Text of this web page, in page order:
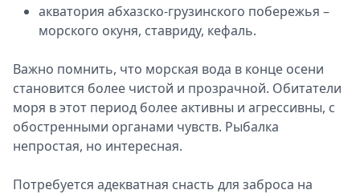
акватория абхазско-грузинского побережья –
морского окуня, ставриду, кефаль.
Важно помнить, что морская вода в конце осени
становится более чистой и прозрачной. Обитатели
моря в этот период более активны и агрессивны, с
обостренными органами чувств. Рыбалка
непростая, но интересная.
Потребуется адекватная снасть для заброса на